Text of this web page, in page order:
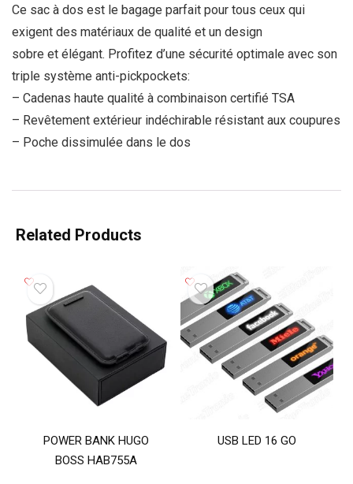
Ce sac à dos est le bagage parfait pour tous ceux qui
exigent des matériaux de qualité et un design
sobre et élégant. Profitez d’une sécurité optimale avec son
triple système anti-pickpockets:
– Cadenas haute qualité à combinaison certifié TSA
– Revêtement extérieur indéchirable résistant aux coupures
– Poche dissimulée dans le dos
Related Products
POWER BANK HUGO
BOSS HAB755A
USB LED 16 GO